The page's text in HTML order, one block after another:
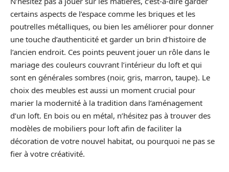
certains aspects de l’espace comme les briques et les
poutrelles métalliques, ou bien les améliorer pour donner
une touche d’authenticité et garder un brin d’histoire de
l’ancien endroit. Ces points peuvent jouer un rôle dans le
mariage des couleurs couvrant l’intérieur du loft et qui
sont en générales sombres (noir, gris, marron, taupe). Le
choix des meubles est aussi un moment crucial pour
marier la modernité à la tradition dans l’aménagement
d’un loft. En bois ou en métal, n’hésitez pas à trouver des
modèles de mobiliers pour loft afin de faciliter la
décoration de votre nouvel habitat, ou pourquoi ne pas se
fier à votre créativité.